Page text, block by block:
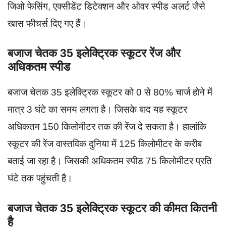
जिओ फेसिंग, एक्सीडेंट डिटेक्शन और ओवर स्पीड अलर्ट जैसे
खास फीचर्स दिए गए हैं।
बजाज चेतक 35 इलेक्ट्रिक स्कूटर रेंज और
अधिकतम स्पीड
बजाज चेतक 35 इलेक्ट्रिक स्कूटर को 0 से 80% चार्ज होने में
मात्र 3 घंटे का समय लगता है। जिसके बाद यह स्कूटर
अधिकतम 150 किलोमीटर तक की रेंज दे सकता है। हालांकि
स्कूटर की रेंज वास्तविक दुनिया में 125 किलोमीटर के करीब
बताई जा रहा है। जिसकी अधिकतम स्पीड 75 किलोमीटर प्रति
घंटे तक पहुंचती है।
बजाज चेतक 35 इलेक्ट्रिक स्कूटर की कीमत कितनी
है